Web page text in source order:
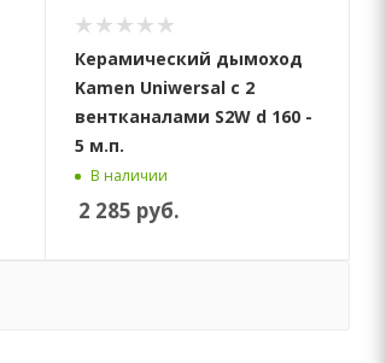
Керамический дымоход
Kamen Uniwersal с 2
вентканалами S2W d 160 -
5 м.п.
В наличии
2 285 руб.